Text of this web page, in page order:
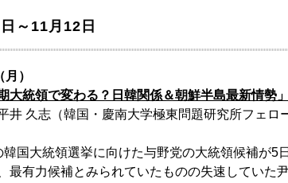
～11月12日
）
大統領で変わる？日韓関係＆朝鮮半島最新情勢」
井 久志（韓国・慶南大学極東問題研究所フェロ
韓国大統領選挙に向けた与野党の大統領候補が5
最有力候補とみられていたものの失速していた